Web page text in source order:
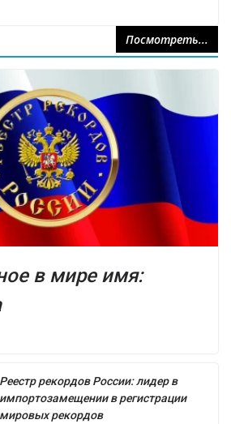
Посмотреть...
в мире имя:
Реестр рекордов России: лидер в
импортозамещении в регистрации
мировых рекордов